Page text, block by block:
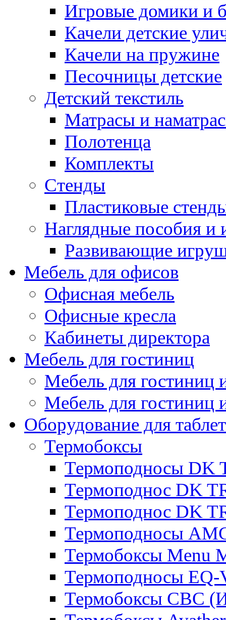
Игровые домики и
Качели детские
Качели на пружине
Песочницы детские
Детский текстиль
Матрасы и
Полотенца
Комплекты
Стенды
Пластиковые
Наглядные пособия и
Развивающие
Мебель для офисов
Офисная мебель
Офисные кресла
Кабинеты директора
Мебель для гостиниц
Мебель для
Мебель для гостиниц
Оборудование для
Термобоксы
Термоподносы DK
Термоподнос DK
Термоподнос DK
Термоподносы
Термобоксы Menu
Термоподносы EQ-
Термобоксы CBC